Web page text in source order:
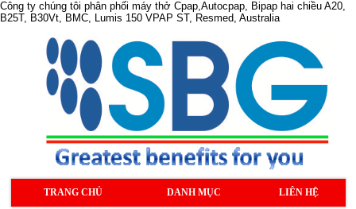
Công ty chúng tôi phân phối máy thở Cpap,Autocpap, Bipap hai chiều A20,
B25T, B30Vt, BMC, Lumis 150 VPAP ST, Resmed, Australia
TRANG CHỦ DANH MỤC LIÊN HỆ